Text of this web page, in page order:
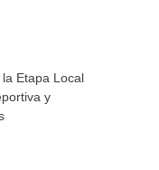
Etapa Local
y